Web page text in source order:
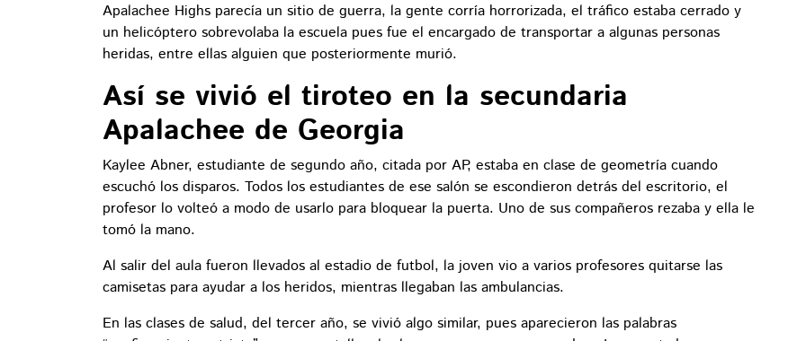
Apalachee Highs parecía un sitio de guerra, la gente corría horrorizada, el tráfico estaba cerrado y
un helicóptero sobrevolaba la escuela pues fue el encargado de transportar a algunas personas
heridas, entre ellas alguien que posteriormente murió.
Así se vivió el tiroteo en la secundaria
Apalachee de Georgia
Kaylee Abner, estudiante de segundo año, citada por AP, estaba en clase de geometría cuando
escuchó los disparos. Todos los estudiantes de ese salón se escondieron detrás del escritorio, el
profesor lo volteó a modo de usarlo para bloquear la puerta. Uno de sus compañeros rezaba y ella le
tomó la mano.
Al salir del aula fueron llevados al estadio de futbol, la joven vio a varios profesores quitarse las
camisetas para ayudar a los heridos, mientras llegaban las ambulancias.
En las clases de salud, del tercer año, se vivió algo similar, pues aparecieron las palabras